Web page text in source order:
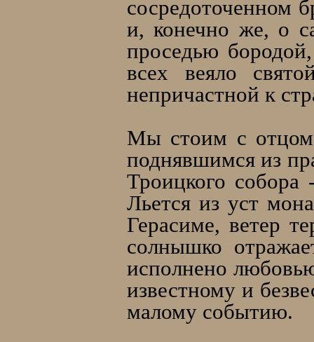
сосредоточенном
и, конечно же, о
проседью
всех веяло
непричастной к
Мы стоим с
поднявшимся из
Троицкого собора
Льется из уст
Герасиме, ветер
солнышко
исполнено
известному и
малому событию.